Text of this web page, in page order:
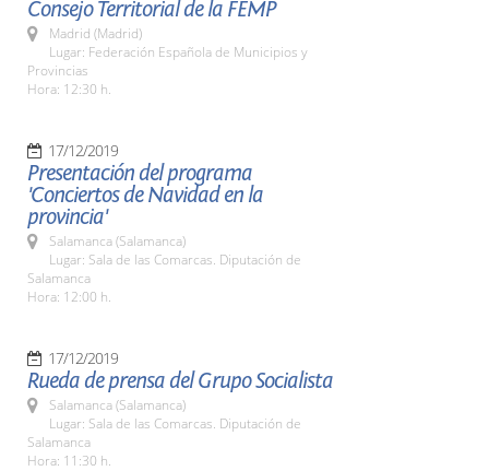
Consejo Territorial de la FEMP
Madrid (Madrid)
Lugar: Federación Española de Municipios y
Provincias
Hora: 12:30 h.
17/12/2019
Presentación del programa
'Conciertos de Navidad en la
provincia'
Salamanca (Salamanca)
Lugar: Sala de las Comarcas. Diputación de
Salamanca
Hora: 12:00 h.
17/12/2019
Rueda de prensa del Grupo Socialista
Salamanca (Salamanca)
Lugar: Sala de las Comarcas. Diputación de
Salamanca
Hora: 11:30 h.